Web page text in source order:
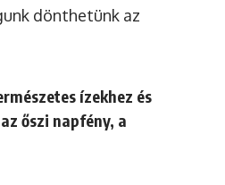
dönthetünk az
ízekhez és
őszi napfény, a